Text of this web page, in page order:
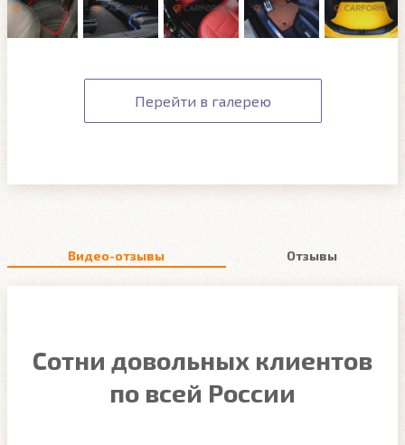
Перейти в галерею
Видео-отзывы Отзывы
Сотни довольных клиентов
по всей России